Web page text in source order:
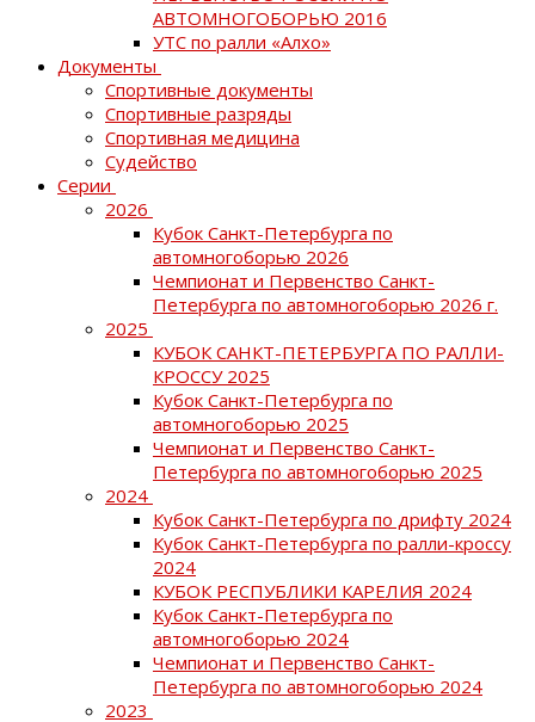
АВТОМНОГОБОРЬЮ 2016
УТС по ралли «Алхо»
Документы
Спортивные документы
Спортивные разряды
Спортивная медицина
Судейство
Серии
2026
Кубок Санкт-Петербурга по
автомногоборью 2026
Чемпионат и Первенство Санкт-
Петербурга по автомногоборью 2026 г.
2025
КУБОК САНКТ-ПЕТЕРБУРГА ПО РАЛЛИ-
КРОССУ 2025
Кубок Санкт-Петербурга по
автомногоборью 2025
Чемпионат и Первенство Санкт-
Петербурга по автомногоборью 2025
2024
Кубок Санкт-Петербурга по дрифту 2024
Кубок Санкт-Петербурга по ралли-кроссу
2024
КУБОК РЕСПУБЛИКИ КАРЕЛИЯ 2024
Кубок Санкт-Петербурга по
автомногоборью 2024
Чемпионат и Первенство Санкт-
Петербурга по автомногоборью 2024
2023